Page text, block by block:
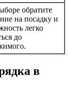
обратите
на посадку и
легко
до
в